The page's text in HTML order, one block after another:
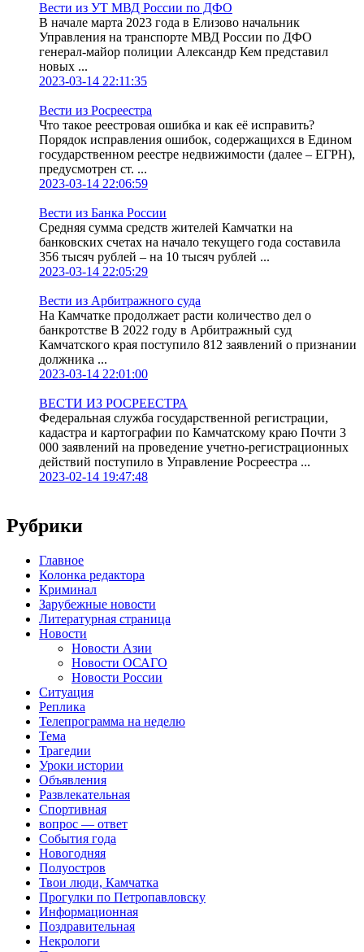
Вести из УТ МВД России по ДФО
В начале марта 2023 года в Елизово начальник
Управления на транспорте МВД России по ДФО
генерал-майор полиции Александр Кем представил
новых ...
2023-03-14 22:11:35
Вести из Росреестра
Что такое реестровая ошибка и как её исправить?
Порядок исправления ошибок, содержащихся в Едином
государственном реестре недвижимости (далее – ЕГРН),
предусмотрен ст. ...
2023-03-14 22:06:59
Вести из Банка России
Средняя сумма средств жителей Камчатки на
банковских счетах на начало текущего года составила
356 тысяч рублей – на 10 тысяч рублей ...
2023-03-14 22:05:29
Вести из Арбитражного суда
На Камчатке продолжает расти количество дел о
банкротстве В 2022 году в Арбитражный суд
Камчатского края поступило 812 заявлений о признании
должника ...
2023-03-14 22:01:00
ВЕСТИ ИЗ РОСРЕЕСТРА
Федеральная служба государственной регистрации,
кадастра и картографии по Камчатскому краю Почти 3
000 заявлений на проведение учетно-регистрационных
действий поступило в Управление Росреестра ...
2023-02-14 19:47:48
Рубрики
Главное
Колонка редактора
Криминал
Зарубежные новости
Литературная страница
Новости
Новости Азии
Новости ОСАГО
Новости России
Ситуация
Реплика
Телепрограмма на неделю
Тема
Трагедии
Уроки истории
Объявления
Развлекательная
Спортивная
вопрос — ответ
События года
Новогодняя
Полуостров
Твои люди, Камчатка
Прогулки по Петропавловску
Информационная
Поздравительная
Некрологи